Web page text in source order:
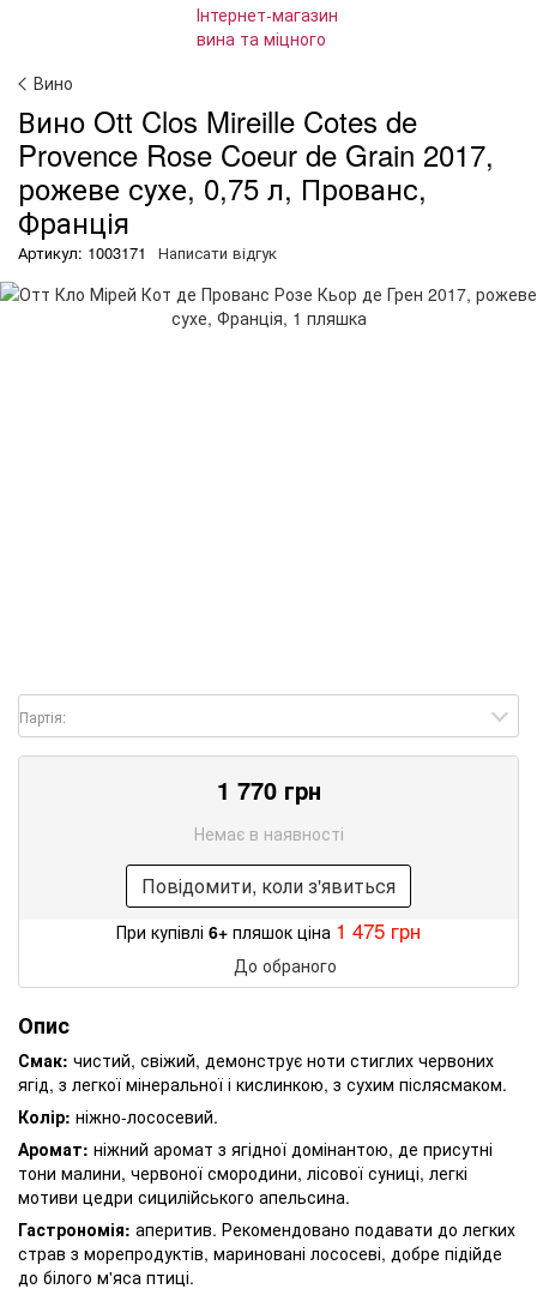
Вино
Вино Ott Clos Mireille Cotes de
Provence Rose Coeur de Grain 2017,
рожеве сухе, 0,75 л, Прованс,
Франція
Артикул: 1003171 Написати відгук
Партія:
1 770 грн
Немає в наявності
Повідомити, коли з'явиться
При купівлі 6+ пляшок ціна 1 475 грн
До обраного
Опис
Смак: чистий, свіжий, демонструє ноти стиглих червоних
ягід, з легкої мінеральної і кислинкою, з сухим післясмаком.
Колір: ніжно-лососевий.
Аромат: ніжний аромат з ягідної домінантою, де присутні
тони малини, червоної смородини, лісової суниці, легкі
мотиви цедри сицилійського апельсина.
Гастрономія: аперитив. Рекомендовано подавати до легких
страв з морепродуктів, мариновані лососеві, добре підійде
до білого м'яса птиці.